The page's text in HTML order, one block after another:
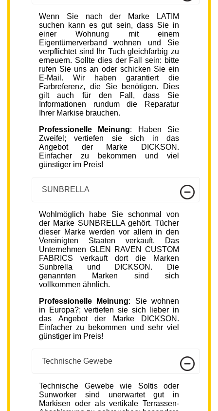
Wenn Sie nach der Marke LATIM
suchen kann es gut sein, dass Sie in
einer Wohnung mit einem
Eigentümerverband wohnen und Sie
verpflichtet sind Ihr Tuch gleichfarbig zu
erneuern. Sollte dies der Fall sein: bitte
rufen Sie uns an oder schicken Sie ein
E-Mail. Wir haben garantiert die
Farbreferenz, die Sie benötigen. Dies
gilt auch für den Fall, dass Sie
Informationen rundum die Reparatur
Ihrer Markise brauchen.
Professionelle Meinung: Haben Sie
Zweifel; vertiefen sie sich in das
Angebot der Marke DICKSON.
Einfacher zu bekommen und viel
günstiger im Preis!
SUNBRELLA
Wohlmöglich habe Sie schonmal von
der Marke SUNBRELLA gehört. Tücher
dieser Marke werden vor allem in den
Vereinigten Staaten verkauft. Das
Unternehmen GLEN RAVEN CUSTOM
FABRICS verkauft dort die Marken
Sunbrella und DICKSON. Die
genannten Marken sind sich
vollkommen ähnlich.
Professionelle Meinung: Sie wohnen
in Europa?; vertiefen sie sich lieber in
das Angebot der Marke DICKSON.
Einfacher zu bekommen und sehr viel
günstiger im Preis!
Technische Gewebe
Technische Gewebe wie Soltis oder
Sunworker sind unerwartet gut in
Markisen oder als vertikale Terrassen-